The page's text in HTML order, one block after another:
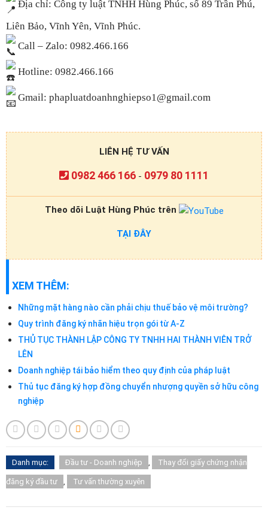
Địa chỉ: Công ty luật TNHH Hùng Phúc, số 89 Trần Phú,
Liên Bảo, Vĩnh Yên, Vĩnh Phúc.
Call – Zalo: 0982.466.166
Hotline: 0982.466.166
Gmail: phapluatdoanhnghiepso1@gmail.com
LIÊN HỆ TƯ VẤN
0982 466 166 - 0979 80 1111
Theo dõi Luật Hùng Phúc trên
TẠI ĐÂY
XEM THÊM:
Những mặt hàng nào cần phải chịu thuế bảo vệ môi trường?
Quy trình đăng ký nhãn hiệu trọn gói từ A-Z
THỦ TỤC THÀNH LẬP CÔNG TY TNHH HAI THÀNH VIÊN TRỞ
LÊN
Doanh nghiệp tái bảo hiểm theo quy định của pháp luật
Thủ tục đăng ký hợp đồng chuyển nhượng quyền sở hữu công
nghiệp
Danh mục: Đầu tư - Doanh nghiệp , Thay đổi giấy chứng nhận
đăng ký đầu tư , Tư vấn thường xuyên